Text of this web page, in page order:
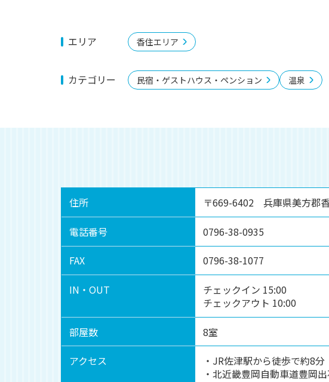
エリア 香住エリア
カテゴリー 民宿・ゲストハウス・ペンション 温泉
住所 〒669-6402 兵庫県美方郡
電話番号 0796-38-0935
FAX 0796-38-1077
IN・OUT
チェックイン 15:00
チェックアウト 10:00
部屋数 8室
アクセス
・JR佐津駅から徒歩で約8分
・北近畿豊岡自動車道豊岡